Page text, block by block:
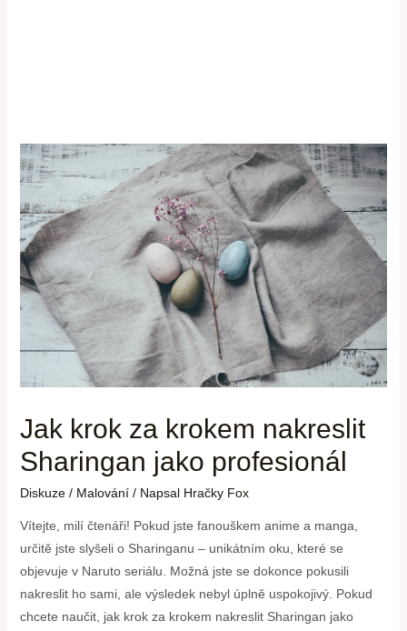
Jak krok za krokem nakreslit
Sharingan jako profesionál
Diskuze / Malování/ Napsal Hračky Fox
Vítejte, milí čtenáři! Pokud jste fanouškem anime a manga,
určitě jste slyšeli o Sharinganu – unikátním oku, které se
objevuje v Naruto seriálu. Možná jste se dokonce pokusili
nakreslit ho sami, ale výsledek nebyl úplně uspokojivý. Pokud
chcete naučit, jak krok za krokem nakreslit Sharingan jako